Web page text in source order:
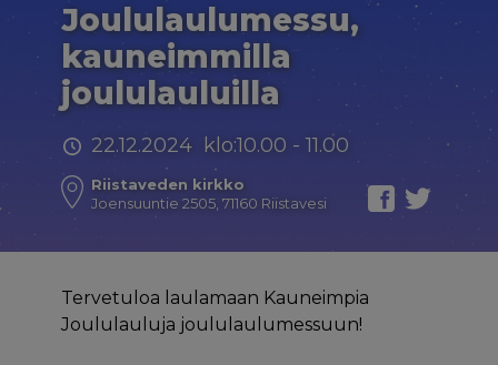
Joululaulumessu,
kauneimmilla
joululauluilla
22.12.2024 klo:10.00 - 11.00
Riistaveden kirkko
Joensuuntie 2505, 71160 Riistavesi
Tervetuloa laulamaan Kauneimpia
Joululauluja joululaulumessuun!